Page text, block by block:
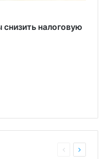
налоговую